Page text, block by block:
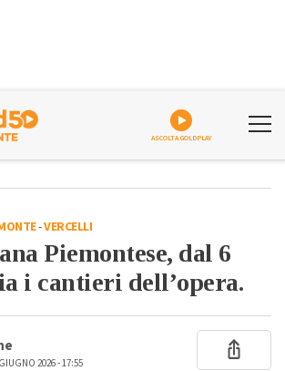
ASCOLTA GOLDPLAY
-VERCELLI
Piemontese, dal 6
i cantieri dell’opera.
2026 - 17:55